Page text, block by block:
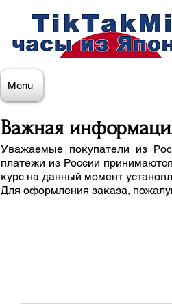
Menu
Важная
Уважаемые покупатели из
платежи из России
курс на данный момент
Для оформления заказа,